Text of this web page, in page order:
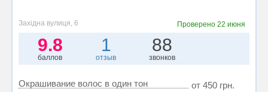
Західна вулиця, 6 Проверено 22 июня
9.8
баллов
1
отзыв
88
звонков
Окрашивание волос в один тон от 450 грн.